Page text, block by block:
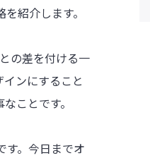
紹介します。
の差を付ける一
ンにすること
ことです。
す。今日までオ